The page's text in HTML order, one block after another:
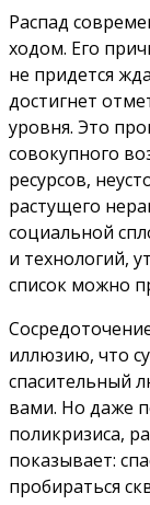
Распад
ходом. Его
не придется
достигнет
уровня. Это
совокупного
ресурсов,
растущего
социальной
и технологий,
список можно
иллюзию, что
спасительный
вами. Но даже
поликризиса,
показывает:
пробираться